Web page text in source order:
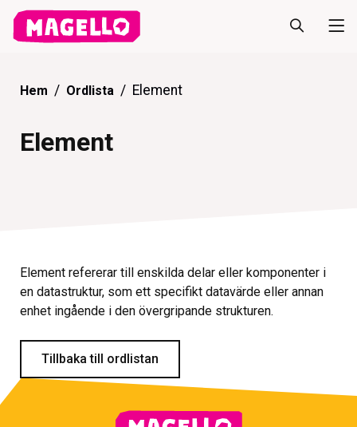
Hem Ordlista Element
Element
Element refererar till enskilda delar eller komponenter i
en datastruktur, som ett specifikt datavärde eller annan
enhet ingående i den övergripande strukturen.
Tillbaka till ordlistan